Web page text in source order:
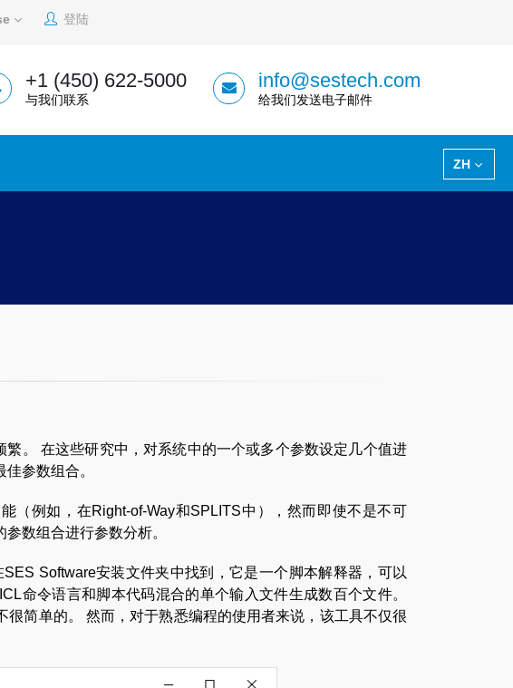
登陆
+1 (450) 622-5000
与我们联系
info@sestech.com
给我们发送电子邮件
ZH
。 在这些研究中，对系统中的一个或多个参数设定几个值进
参数组合。
（例如，在Right-of-Way和SPLITS中），然而即使不是不可
数组合进行参数分析。
Software安装文件夹中找到，它是一个脚本解释器，可以
命令语言和脚本代码混合的单个输入文件生成数百个文件。
简单的。 然而，对于熟悉编程的使用者来说，该工具不仅很